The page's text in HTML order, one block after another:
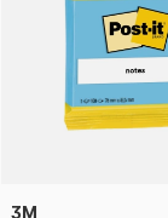
3M